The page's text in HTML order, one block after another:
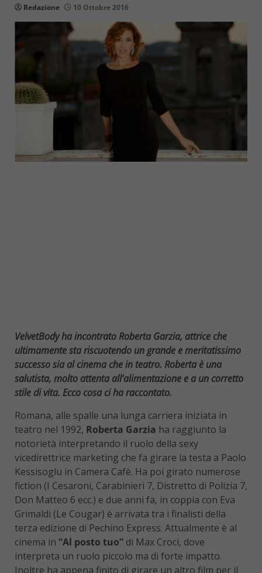
Redazione 10 Ottobre 2016
VelvetBody ha incontrato Roberta Garzia, attrice che
ultimamente sta riscuotendo un grande e meritatissimo
successo sia al cinema che in teatro. Roberta è una
salutista, molto attenta all’alimentazione e a un corretto
stile di vita. Ecco cosa ci ha raccontato.
Romana, alle spalle una lunga carriera iniziata in
teatro nel 1992, Roberta Garzia ha raggiunto la
notorietà interpretando il ruolo della sexy
vicedirettrice marketing che fa girare la testa a Paolo
Kessisoglu in Camera Cafè. Ha poi girato numerose
fiction (I Cesaroni, Carabinieri 7, Distretto di Polizia 7,
Don Matteo 6 ecc.) e due anni fa, in coppia con Eva
Grimaldi (Le Cougar) è arrivata tra i finalisti della
terza edizione di Pechino Express. Attualmente è al
cinema in “Al posto tuo” di Max Croci, dove
interpreta un ruolo piccolo ma di forte impatto.
Inoltre ha appena finito di girare un altro film per il